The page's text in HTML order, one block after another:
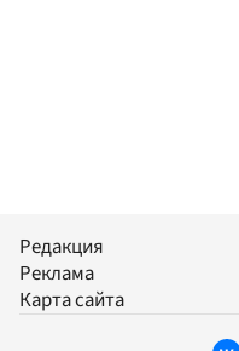
Редакция
Реклама
Карта сайта